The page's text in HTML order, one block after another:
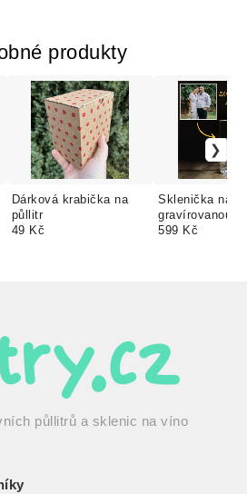
produkty
Dárková krabička na
půllitr
49 Kč
Sklenička na
gravírovanou
0,25 l
599 Kč
půllitrů a sklenic na víno